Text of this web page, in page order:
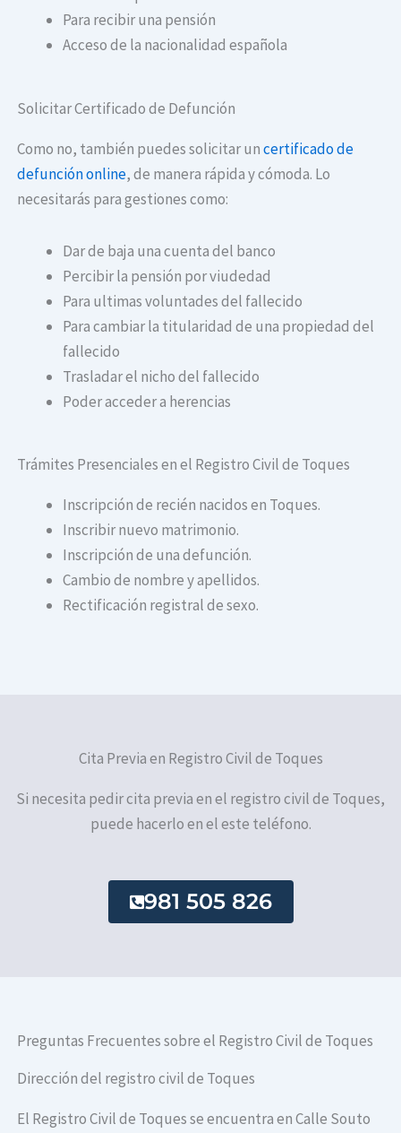
Para recibir una pensión
Acceso de la nacionalidad española
Solicitar Certificado de Defunción
Como no, también puedes solicitar uncertificado de
defunción online, de manera rápida y cómoda. Lo
necesitarás para gestiones como:
Dar de baja una cuenta del banco
Percibir la pensión por viudedad
Para ultimas voluntades del fallecido
Para cambiar la titularidad de una propiedad del
fallecido
Trasladar el nicho del fallecido
Poder acceder a herencias
Trámites Presenciales en el Registro Civil de Toques
Inscripción de recién nacidos en Toques.
Inscribir nuevo matrimonio.
Inscripción de una defunción.
Cambio de nombre y apellidos.
Rectificación registral de sexo.
Cita Previa en Registro Civil de Toques
Si necesita pedir cita previa en el registro civil de Toques,
puede hacerlo en el este teléfono.
981 505 826
Preguntas Frecuentes sobre el Registro Civil de Toques
Dirección del registro civil de Toques
El Registro Civil de Toques se encuentra en Calle Souto